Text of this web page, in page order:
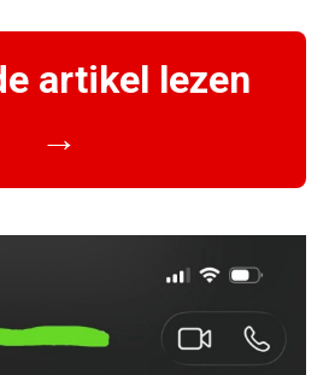
artikel lezen
→